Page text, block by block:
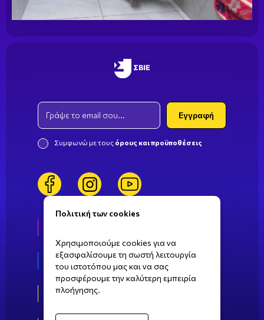
Email
Εγγραφή
Συμφωνώ με τους όρους και προϋποθέσεις
facebookinstagramyoutube
Τομείς σπουδών
Αθήνα
Πολιτική των cookies
Χρησιμοποιούμε cookies για να
εξασφαλίσουμε τη σωστή λειτουργία
του ιστοτόπου μας και να σας
προσφέρουμε την καλύτερη εμπειρία
πλοήγησης.